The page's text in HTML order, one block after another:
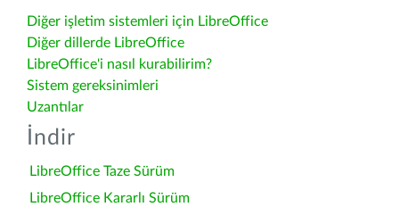
Diğer işletim sistemleri için LibreOffice
Diğer dillerde LibreOffice
LibreOffice'i nasıl kurabilirim?
Sistem gereksinimleri
Uzantılar
İndir
LibreOffice Taze Sürüm
LibreOffice Kararlı Sürüm